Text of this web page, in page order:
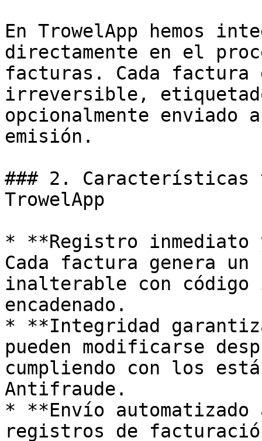
En TrowelApp hemos
directamente en el
facturas. Cada factura
irreversible,
opcionalmente enviado
emisión.
### 2. Características
TrowelApp
* **Registro inmediato
Cada factura genera
inalterable con
encadenado.
* **Integridad
pueden modificarse
cumpliendo con los
Antifraude.
* **Envío
registros de